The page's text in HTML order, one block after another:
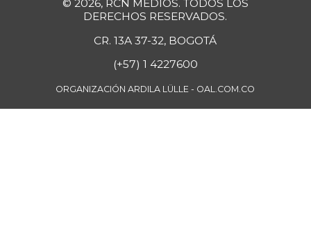
© 2026, RCN MEDIOS. TODOS LOS
DERECHOS RESERVADOS.
CR. 13A 37-32, BOGOTÁ
(+57) 1 4227600
ORGANIZACIÓN ARDILA LÜLLE - OAL.COM.CO